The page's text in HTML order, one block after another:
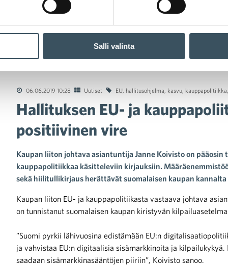
Salli valinta
EU- ja kauppapoliittisissa linjauksissa positiivinen vire
06.06.2019 10:28 Uutiset EU hallitusohjelma kasvu kauppapolitiikka
Hallituksen EU- ja
positiivinen vire
Kaupan liiton johtava asiantuntija Janne Koivisto on
kauppapolitiikkaa käsitteleviin kirjauksiin.
sekä hiilitullikirjaus herättävät suomalaisen kaupan
Kaupan liiton EU- ja kauppapolitiikasta vastaava johtava
on tunnistanut suomalaisen kaupan kiristyvän
”Suomi pyrkii lähivuosina edistämään EU:n
ja vahvistaa EU:n digitaalisia sisämarkkinoita ja
saadaan sisämarkkinasääntöjen piiriin”, Koivisto sanoo.
varautuminen